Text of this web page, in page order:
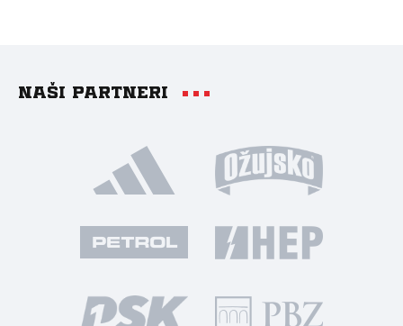
Naši partneri